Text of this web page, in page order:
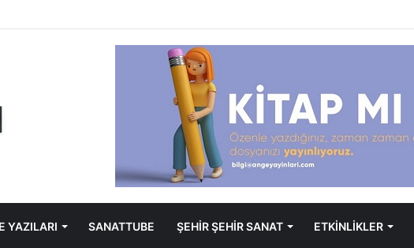
YAZILARI SANATTUBE ŞEHİR ŞEHİR SANAT ETKİNLİKLER